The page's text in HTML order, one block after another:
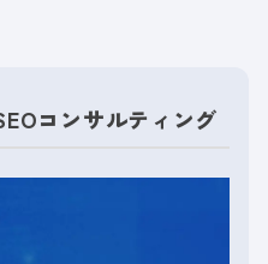
コンサルティング